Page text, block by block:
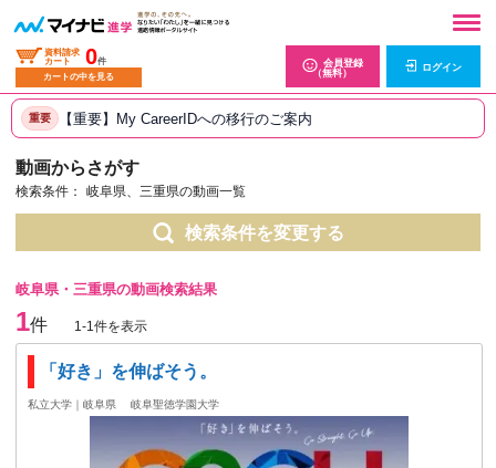
資料請求
カート
0件
カートの中を見る
会員登録
（無料）
ログイン
重要 【重要】My CareerIDへの移行のご案内
動画からさがす
検索条件： 岐阜県、三重県の動画一覧
検索条件を変更する
岐阜県・三重県の動画検索結果
1件 1-1件を表示
「好き」を伸ばそう。
私立大学｜岐阜県 岐阜聖徳学園大学